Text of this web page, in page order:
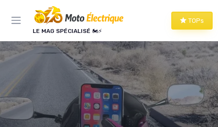
LE MAG SPÉCIALISÉ 🏍️⚡
TOPs
Panneau de gestion des cookies